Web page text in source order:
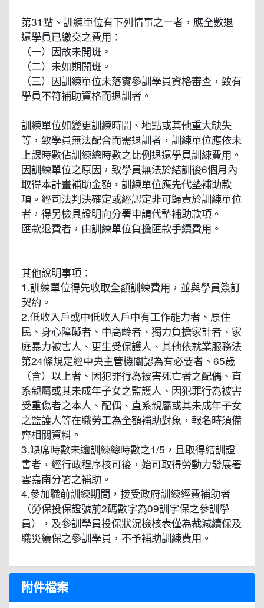
第31點、訓練單位有下列情事之ㄧ者，應全數退
還學員已繳交之費用：
（一）因故未開班。
（二）未如期開班。
（三）因訓練單位未落實參訓學員資格審查，致有
學員不符補助資格而退訓者。
訓練單位如變更訓練時間、地點或其他重大缺失
等，致學員無法配合而需退訓者，訓練單位應依未
上課時數佔訓練總時數之比例退還學員訓練費用。
因訓練單位之原因，致學員無法於結訓後6個月內
取得本計畫補助金額，訓練單位應先代墊補助款
項。經司法判決確定或經認定非可歸責於訓練單位
者，得另檢具證明向分署申請代墊補助款項。
匯款退費者，由訓練單位負擔匯款手續費用。
其他說明事項：
1.訓練單位得先收取全額訓練費用，並與學員簽訂
契約。
2.低收入戶或中低收入戶中有工作能力者、原住
民、身心障礙者、中高齡者、獨力負擔家計者、家
庭暴力被害人、更生受保護人、其他依就業服務法
第24條規定經中央主管機關認為有必要者、65歲
（含）以上者、因犯罪行為被害死亡者之配偶、直
系親屬或其未成年子女之監護人、因犯罪行為被害
受重傷者之本人、配偶、直系親屬或其未成年子女
之監護人等在職勞工為全額補助對象，報名時須備
齊相關資料。
3.缺席時數未逾訓練總時數之1/5，且取得結訓證
書者，經行政程序核可後，始可取得勞動力發展署
雲嘉南分署之補助。
4.參加職前訓練期間，接受政府訓練經費補助者
（勞保投保證號前2碼數字為09訓字保之參訓學
員），及參訓學員投保狀況檢核表僅為裁減續保及
職災續保之參訓學員，不予補助訓練費用。
附件檔案